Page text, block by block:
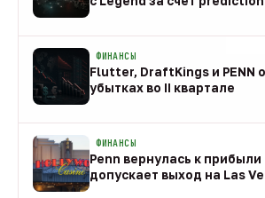
ФИНАНСЫ
Flutter, DraftKings и PENN
убытках во II квартале
ФИНАНСЫ
Penn вернулась к прибыли
допускает выход на Las